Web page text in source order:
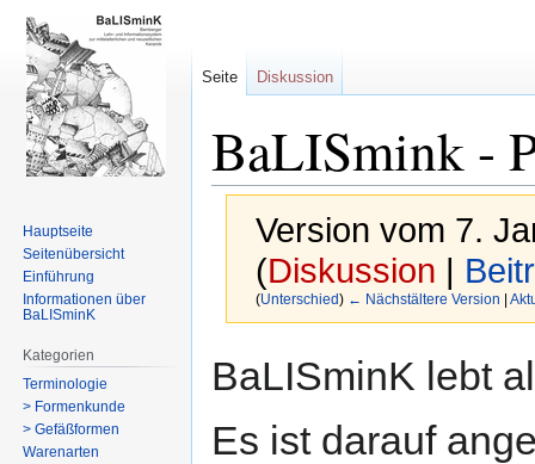
BaLISmink -
Version vom 7.
(Diskussion |
(Unterschied) ← Nächstältere Version
Navigation
Suche
BaLISminK lebt
Es ist darauf
Seite Diskussion
Hauptseite
Seitenübersicht
Einführung
Informationen über
BaLISminK
Kategorien
Terminologie
> Formenkunde
> Gefäßformen
Warenarten